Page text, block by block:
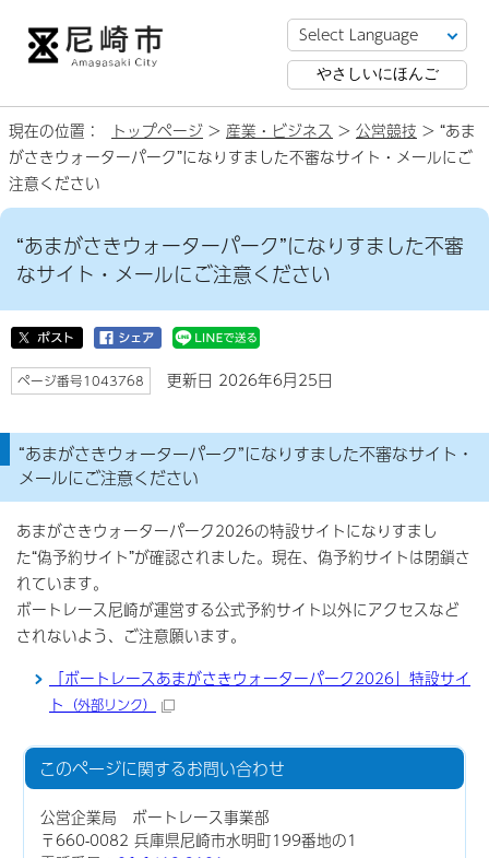
やさしいにほんご
現在の位置： トップページ > 産業・ビジネス > 公営競技 > “あま
がさきウォーターパーク”になりすました不審なサイト・メールにご
注意ください
“あまがさきウォーターパーク”になりすました不審
なサイト・メールにご注意ください
ページ番号1043768 更新日 2026年6月25日
“あまがさきウォーターパーク”になりすました不審なサイト・
メールにご注意ください
あまがさきウォーターパーク2026の特設サイトになりすまし
た“偽予約サイト”が確認されました。現在、偽予約サイトは閉鎖さ
れています。
ボートレース尼崎が運営する公式予約サイト以外にアクセスなど
されないよう、ご注意願います。
「ボートレースあまがさきウォーターパーク2026」特設サイ
ト （外部リンク）
このページに関するお問い合わせ
公営企業局 ボートレース事業部
〒660-0082 兵庫県尼崎市水明町199番地の1